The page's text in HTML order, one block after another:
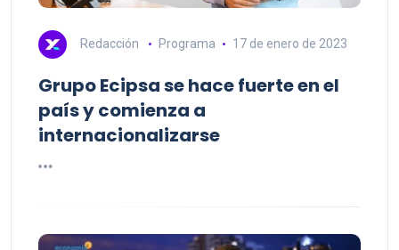
Redacción Programa 17 de enero de 2023
Grupo Ecipsa se hace fuerte en el
país y comienza a
internacionalizarse